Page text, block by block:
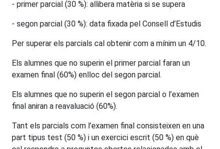
- primer parcial (30 %): allibera matèria si se supera
- segon parcial (30 %): data fixada pel Consell d’Estudis
Per superar els parcials cal obtenir com a mínim un 4/10.
Els alumnes que no superin el primer parcial faran un
examen final (60%) enlloc del segon parcial.
Els alumnes que no superin el segon parcial o l’examen
final aniran a reavaluació (60%).
Tant els parcials com l’examen final consisteixen en una
part tipus test (50 %) i un exercici escrit (50 %) en què